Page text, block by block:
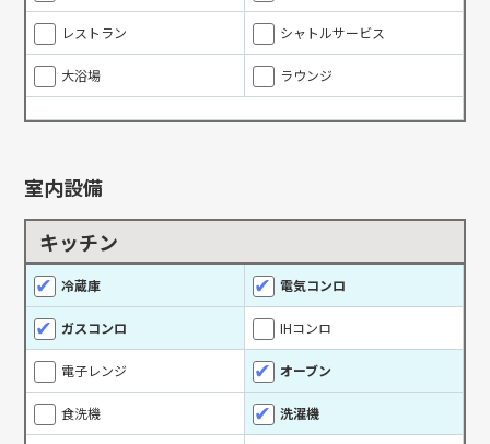
レストラン シャトルサービス
大浴場 ラウンジ
室内設備
キッチン
冷蔵庫 電気コンロ
ガスコンロ IHコンロ
電子レンジ オーブン
食洗機 洗濯機